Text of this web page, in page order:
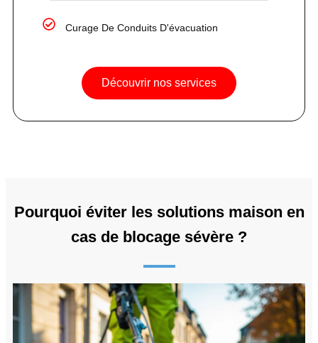
Curage De Conduits D'évacuation
Découvrir nos services
Pourquoi éviter les solutions maison en
cas de blocage sévère ?